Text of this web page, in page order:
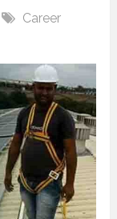
Career